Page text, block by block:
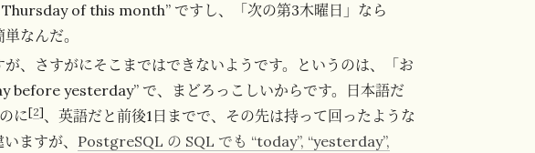
of this month” ですし、「次の第3木曜日」なら
なんだ。
、さすがにそこまではできないようです。というのは、「お
before yesterday” で、まどろっこしいからです。日本語だ
に[2]、英語だと前後1日までで、その先は持って回ったような
ますが、 PostgreSQL の SQL でも “today”, “yesterday”,